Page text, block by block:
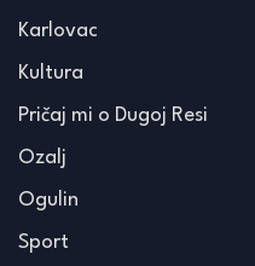
Karlovac
Kultura
Pričaj mi o Dugoj Resi
Ozalj
Ogulin
Sport